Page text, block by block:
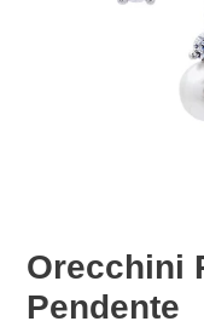
Orecchini
Pendente